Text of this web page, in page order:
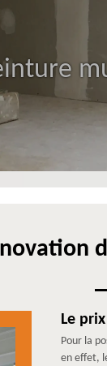
Le
Pour la
en effet,